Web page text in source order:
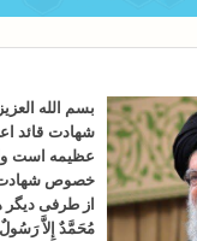
بسم الله
شهادت قائد
عظیمه است
خصوص شهادت
از طرفی
مُحَمَّدٌ إِلاَّ